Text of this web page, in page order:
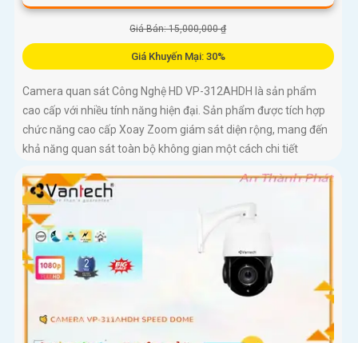
Giá Bán: 15,000,000 ₫
Giá Khuyến Mại: 30%
Camera quan sát Công Nghệ HD VP-312AHDH là sản phẩm
cao cấp với nhiều tính năng hiện đại. Sản phẩm được tích hợp
chức năng cao cấp Xoay Zoom giám sát diện rộng, mang đến
khả năng quan sát toàn bộ không gian một cách chi tiết